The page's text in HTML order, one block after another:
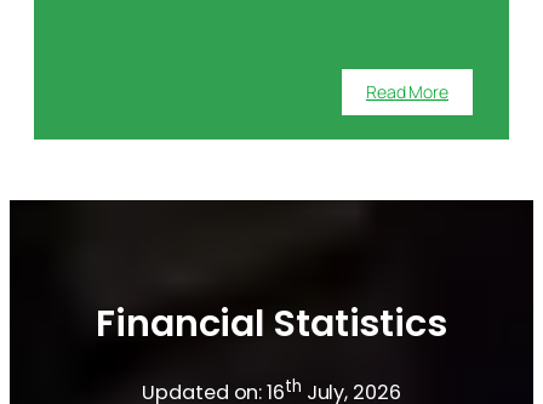
Read More
Financial Statistics
Updated on: 16th July, 2026